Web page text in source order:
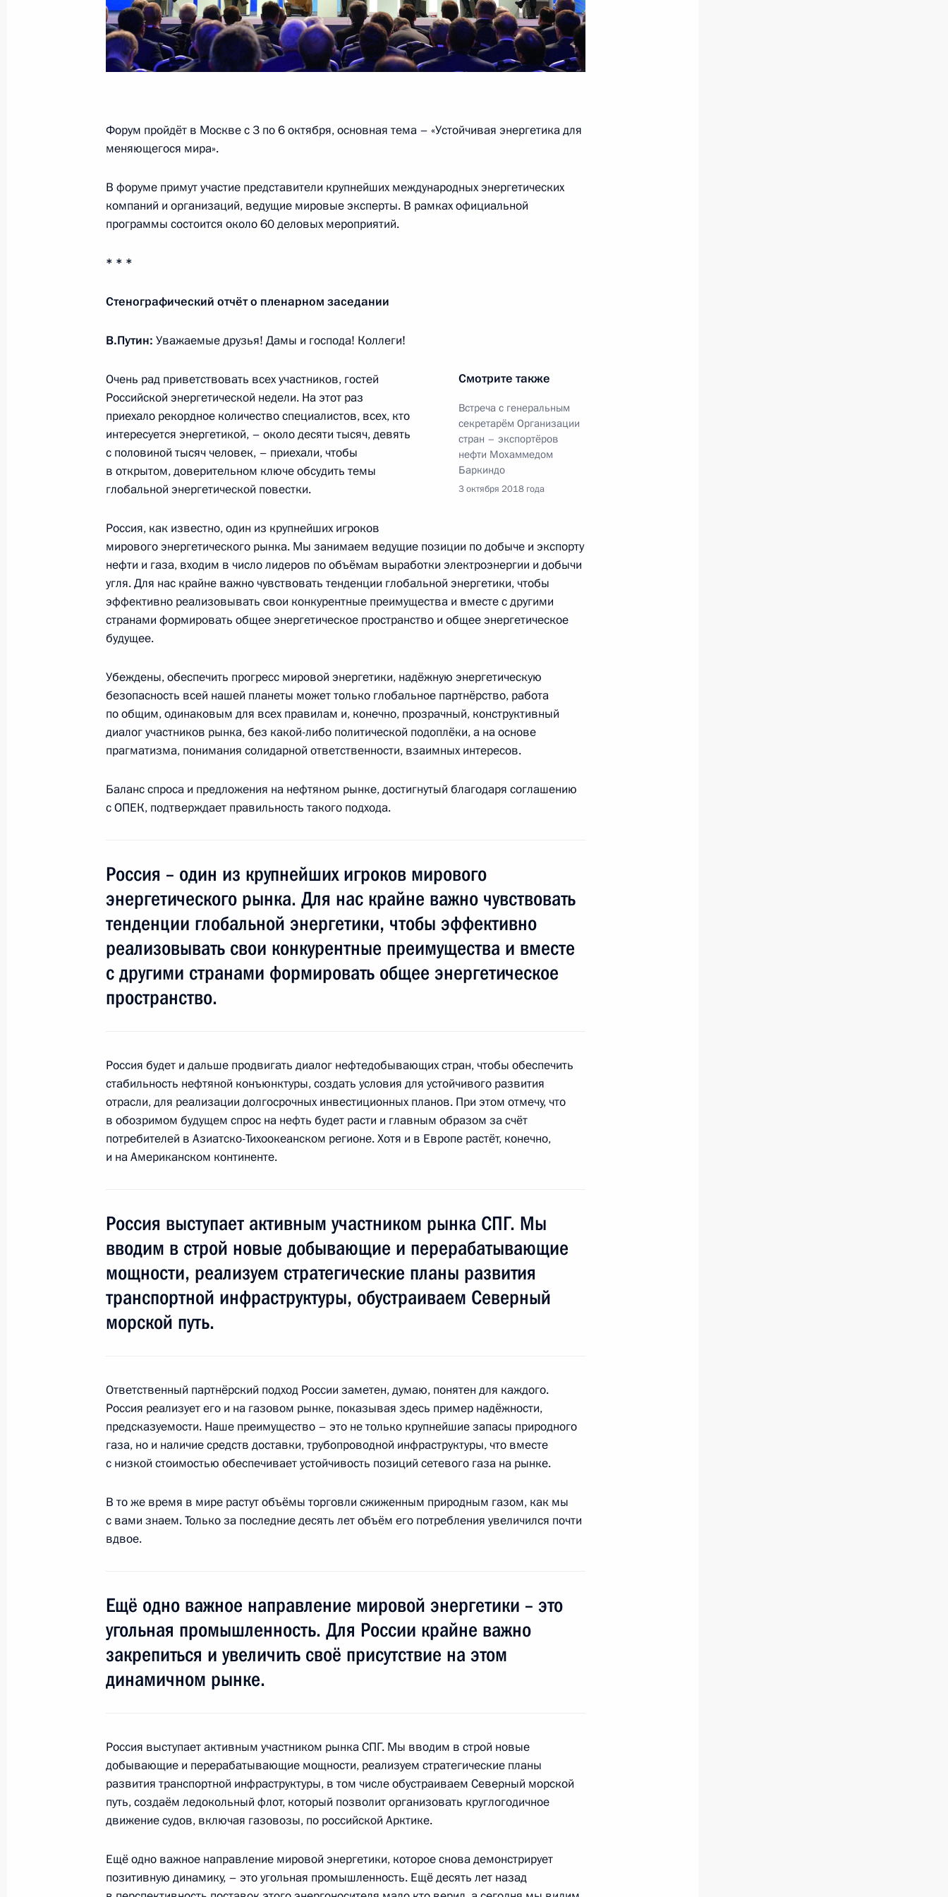
Участникам, организаторам и гостям Международного форума
«Российская энергетическая неделя»
3 октября 2018 года, 09:00
3 октября Президент примет участие в международном форуме
«Российская энергетическая неделя»
конференции «Нефть и газ Сахалина»
Встреча с Первым заместителем Премьера Госсовета КНР Хань
18 сентября 2018 года, 17:20
Посещение судостроительного комплекса «Звезда»
11 сентября 2018 года, 07:45
Поздравление работникам и ветеранам нефтяной и газовой
промышленности
2 сентября 2018 года, 09:00
и экологической безопасности
27 августа 2018 года, 14:15
21 августа 2018 года, 15:10
Внесены изменения в закон о таможенном тарифе
3 августа 2018 года, 18:40
Внесены изменения в закон об электроэнергетике
30 июля 2018 года, 12:25
повреждения объектов для передачи энергоресурсов
30 июля 2018 года, 10:25
Внесены изменения в закон о газоснабжении
Внесены изменения в закон о государственной
информационной системе топливно-энергетического комплекса
5 июля 2018 года, 22:00
Подписан закон о ратификации российско-казахстанского
межправсоглашения об определении статуса технологической
4 июня 2018 года, 18:00
1 июня 2018 года, 17:45
Внесены изменения в законодательство, регулирующее вопросы
Встреча с главой МАГАТЭ Юкия Амано
14 мая 2018 года, 12:35
Перечень поручений по итогам совещания по вопросу
расширения использования газа в качестве моторного топлива
Форум пройдёт в Москве с 3 по 6 октября, основная тема – «Устойчивая энергетика для
меняющегося мира».
В форуме примут участие представители крупнейших международных энергетических
компаний и организаций, ведущие мировые эксперты. В рамках официальной
программы состоится около 60 деловых мероприятий.
* * *
Стенографический отчёт о пленарном заседании
В.Путин: Уважаемые друзья! Дамы и господа! Коллеги!
Смотрите также
Встреча с генеральным
секретарём Организации
стран – экспортёров
нефти Мохаммедом
Баркиндо
3 октября 2018 года
Очень рад приветствовать всех участников, гостей
Российской энергетической недели. На этот раз
приехало рекордное количество специалистов, всех, кто
интересуется энергетикой, – около десяти тысяч, девять
с половиной тысяч человек, – приехали, чтобы
в открытом, доверительном ключе обсудить темы
глобальной энергетической повестки.
Россия, как известно, один из крупнейших игроков
мирового энергетического рынка. Мы занимаем ведущие позиции по добыче и экспорту
нефти и газа, входим в число лидеров по объёмам выработки электроэнергии и добычи
угля. Для нас крайне важно чувствовать тенденции глобальной энергетики, чтобы
эффективно реализовывать свои конкурентные преимущества и вместе с другими
странами формировать общее энергетическое пространство и общее энергетическое
будущее.
Убеждены, обеспечить прогресс мировой энергетики, надёжную энергетическую
безопасность всей нашей планеты может только глобальное партнёрство, работа
по общим, одинаковым для всех правилам и, конечно, прозрачный, конструктивный
диалог участников рынка, без какой-либо политической подоплёки, а на основе
прагматизма, понимания солидарной ответственности, взаимных интересов.
Баланс спроса и предложения на нефтяном рынке, достигнутый благодаря соглашению
с ОПЕК, подтверждает правильность такого подхода.
Россия – один из крупнейших игроков мирового
энергетического рынка. Для нас крайне важно чувствовать
тенденции глобальной энергетики, чтобы эффективно
реализовывать свои конкурентные преимущества и вместе
с другими странами формировать общее энергетическое
пространство.
Россия будет и дальше продвигать диалог нефтедобывающих стран, чтобы обеспечить
стабильность нефтяной конъюнктуры, создать условия для устойчивого развития
отрасли, для реализации долгосрочных инвестиционных планов. При этом отмечу, что
в обозримом будущем спрос на нефть будет расти и главным образом за счёт
потребителей в Азиатско-Тихоокеанском регионе. Хотя и в Европе растёт, конечно,
и на Американском континенте.
Россия выступает активным участником рынка СПГ. Мы
вводим в строй новые добывающие и перерабатывающие
мощности, реализуем стратегические планы развития
транспортной инфраструктуры, обустраиваем Северный
морской путь.
Ответственный партнёрский подход России заметен, думаю, понятен для каждого.
Россия реализует его и на газовом рынке, показывая здесь пример надёжности,
предсказуемости. Наше преимущество – это не только крупнейшие запасы природного
газа, но и наличие средств доставки, трубопроводной инфраструктуры, что вместе
с низкой стоимостью обеспечивает устойчивость позиций сетевого газа на рынке.
В то же время в мире растут объёмы торговли сжиженным природным газом, как мы
с вами знаем. Только за последние десять лет объём его потребления увеличился почти
вдвое.
Ещё одно важное направление мировой энергетики – это
угольная промышленность. Для России крайне важно
закрепиться и увеличить своё присутствие на этом
динамичном рынке.
Россия выступает активным участником рынка СПГ. Мы вводим в строй новые
добывающие и перерабатывающие мощности, реализуем стратегические планы
развития транспортной инфраструктуры, в том числе обустраиваем Северный морской
путь, создаём ледокольный флот, который позволит организовать круглогодичное
движение судов, включая газовозы, по российской Арктике.
Ещё одно важное направление мировой энергетики, которое снова демонстрирует
позитивную динамику, – это угольная промышленность. Ещё десять лет назад